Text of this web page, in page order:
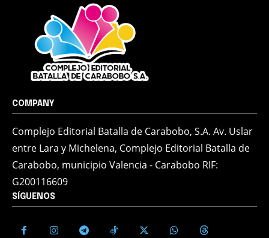
COMPANY
Complejo Editorial Batalla de Carabobo, S.A. Av. Uslar
entre Lara y Michelena, Complejo Editorial Batalla de
Carabobo, municipio Valencia - Carabobo RIF:
G200116609
SÍGUENOS